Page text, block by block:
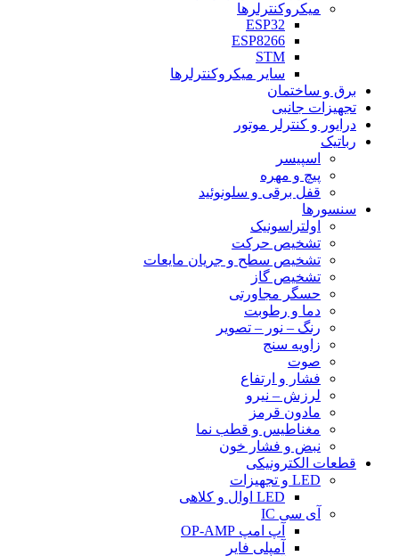
میکروکنترلرها
ESP32
ESP8266
STM
سایر میکروکنترلرها
برق و ساختمان
تجهیزات جانبی
درایور و کنترلر موتور
رباتیک
اسپیسر
پیچ و مهره
قفل برقی و سلونوئید
سنسورها
اولتراسونیک
تشخیص حرکت
تشخیص سطح و جریان مایعات
تشخیص گاز
حسگر مجاورتی
دما و رطوبت
رنگ – نور – تصویر
زاویه سنج
صوت
فشار و ارتفاع
لرزش – نیرو
مادون قرمز
مغناطیس و قطب نما
نبض و فشار خون
قطعات الکترونیکی
LED و تجهیزات
LED اوال و کلاهی
آی سی IC
آپ امپ OP-AMP
آمپلی فایر